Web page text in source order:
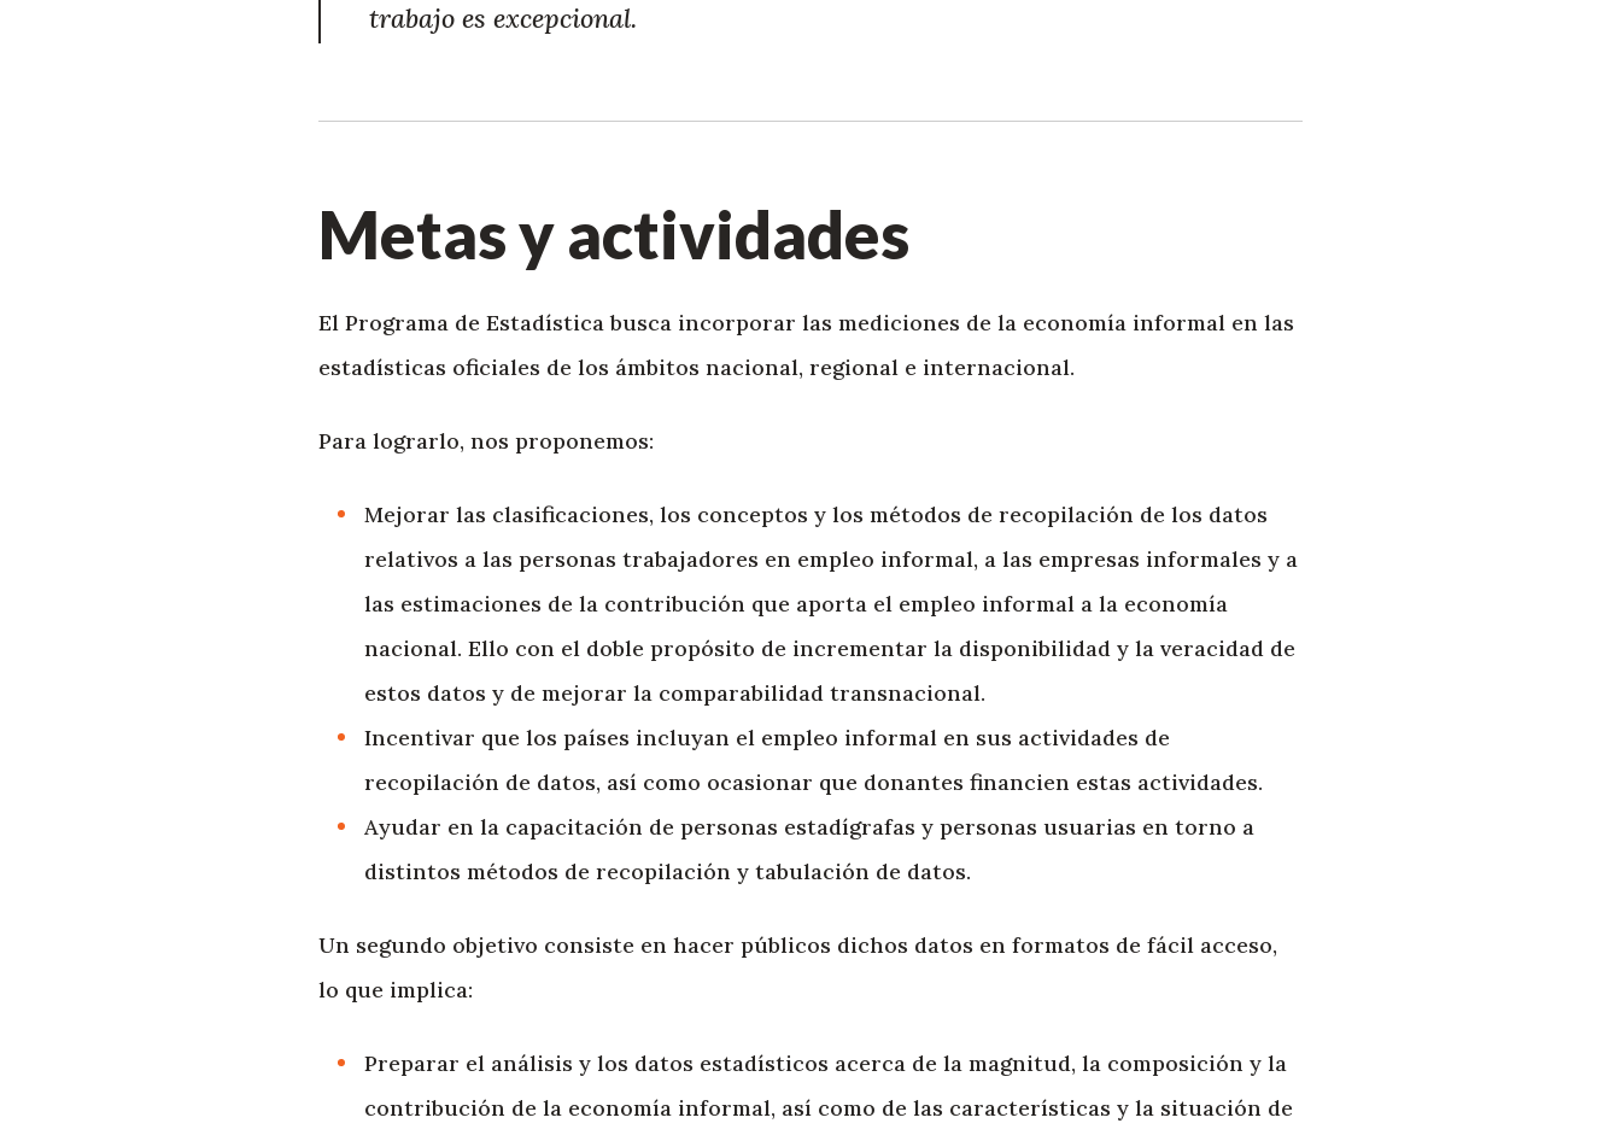
trabajo es excepcional.
Metas y actividades
El Programa de Estadística busca incorporar las mediciones de la economía informal en las
estadísticas oficiales de los ámbitos nacional, regional e internacional.
Para lograrlo, nos proponemos:
Mejorar las clasificaciones, los conceptos y los métodos de recopilación de los datos
relativos a las personas trabajadores en empleo informal, a las empresas informales y a
las estimaciones de la contribución que aporta el empleo informal a la economía
nacional. Ello con el doble propósito de incrementar la disponibilidad y la veracidad de
estos datos y de mejorar la comparabilidad transnacional.
Incentivar que los países incluyan el empleo informal en sus actividades de
recopilación de datos, así como ocasionar que donantes financien estas actividades.
Ayudar en la capacitación de personas estadígrafas y personas usuarias en torno a
distintos métodos de recopilación y tabulación de datos.
Un segundo objetivo consiste en hacer públicos dichos datos en formatos de fácil acceso,
lo que implica:
Preparar el análisis y los datos estadísticos acerca de la magnitud, la composición y la
contribución de la economía informal, así como de las características y la situación de